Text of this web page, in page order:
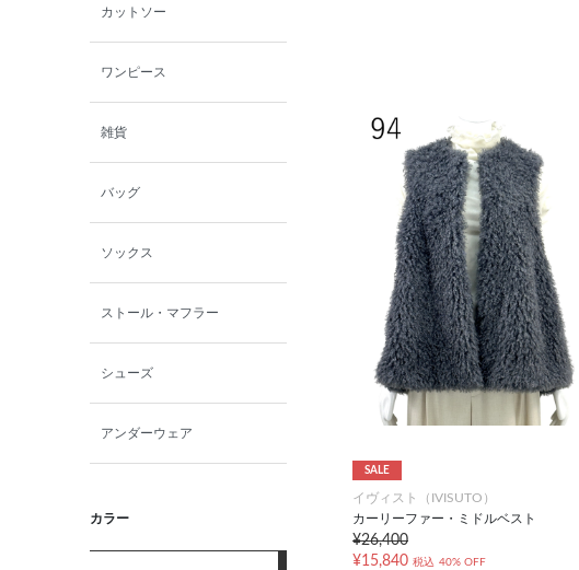
カットソー
ワンピース
雑貨
バッグ
ソックス
ストール・マフラー
シューズ
アンダーウェア
カラー
SALE
イヴィスト（IVISUTO）
カーリーファー・ミドルベスト
¥26,400
¥15,840 税込 40% OFF